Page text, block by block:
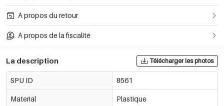
À propos du retour
À propos de la fiscalité
La description Télécharger les photos
SPU ID 8561
Material Plastique